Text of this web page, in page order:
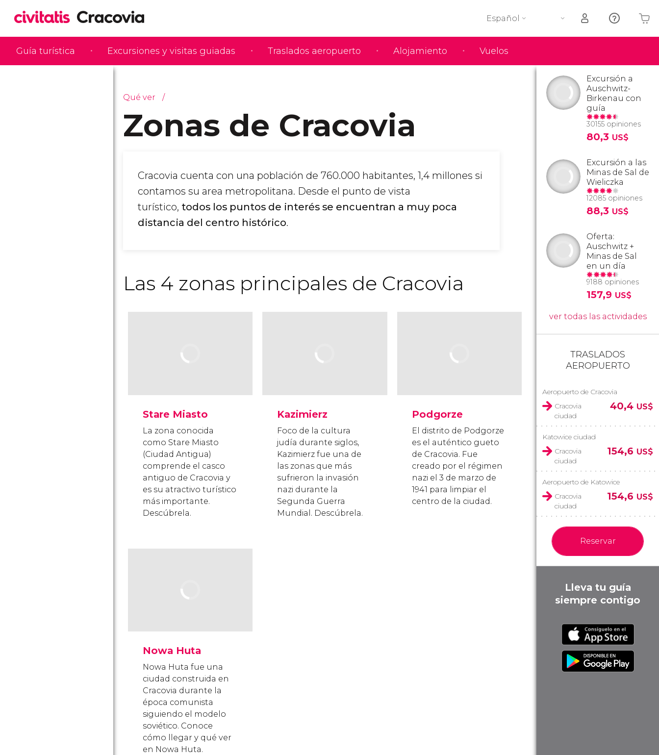
Guía turística Excursiones y visitas guiadas Traslados aeropuerto Alojamiento Vuelos
Español
Qué ver
Zonas de Cracovia
Cracovia cuenta con una población de 760.000 habitantes, 1,4 millones si
contamos su area metropolitana. Desde el punto de vista
turístico, todos los puntos de interés se encuentran a muy poca
distancia del centro histórico.
Las 4 zonas principales de Cracovia
Stare Miasto
La zona conocida
como Stare Miasto
(Ciudad Antigua)
comprende el casco
antiguo de Cracovia y
es su atractivo turístico
más importante.
Descúbrela.
Kazimierz
Foco de la cultura
judía durante siglos,
Kazimierz fue una de
las zonas que más
sufrieron la invasión
nazi durante la
Segunda Guerra
Mundial. Descúbrela.
Podgorze
El distrito de Podgorze
es el auténtico gueto
de Cracovia. Fue
creado por el régimen
nazi el 3 de marzo de
1941 para limpiar el
centro de la ciudad.
Nowa Huta
Nowa Huta fue una
ciudad construida en
Cracovia durante la
época comunista
siguiendo el modelo
soviético. Conoce
cómo llegar y qué ver
en Nowa Huta.
Excursión a
Auschwitz-
Birkenau con
guía
30155 opiniones
80,3 US$
Excursión a las
Minas de Sal de
Wieliczka
12085 opiniones
88,3 US$
Oferta:
Auschwitz +
Minas de Sal
en un día
9188 opiniones
157,9 US$
ver todas las actividades
TRASLADOS
AEROPUERTO
Aeropuerto de Cracovia
Cracovia
ciudad
40,4 US$
Katowice ciudad
Cracovia
ciudad
154,6 US$
Aeropuerto de Katowice
Cracovia
ciudad
154,6 US$
Reservar
Lleva tu guía
siempre contigo